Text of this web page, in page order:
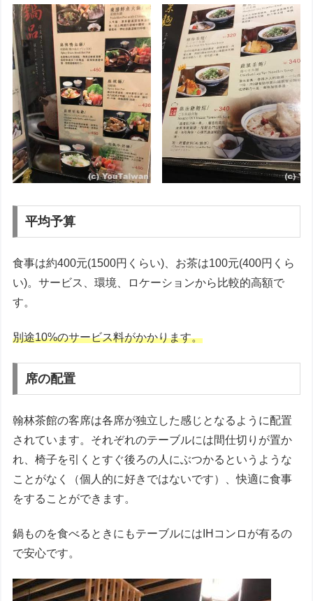
平均予算
食事は約400元(1500円くらい)、お茶は100元(400円くら
い)。サービス、環境、ロケーションから比較的高額で
す。
別途10%のサービス料がかかります。
席の配置
翰林茶館の客席は各席が独立した感じとなるように配置
されています。それぞれのテーブルには間仕切りが置か
れ、椅子を引くとすぐ後ろの人にぶつかるというような
ことがなく（個人的に好きではないです）、快適に食事
をすることができます。
鍋ものを食べるときにもテーブルにはIHコンロが有るの
で安心です。